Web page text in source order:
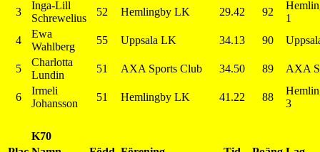
3
Inga-Lill
Schrewelius
52 Hemlingby LK 29.42 92
1
4
Ewa
Wahlberg
55 Uppsala LK 34.13 90
5
Charlotta
Lundin
51 AXA Sports Club 34.50 89 AXA
6
Irmeli
Johansson
51 Hemlingby LK 41.22 88
3
K70